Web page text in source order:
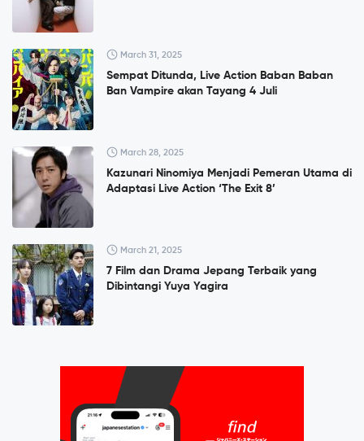
March 31, 2025
Sempat Ditunda, Live Action Baban Baban
Ban Vampire akan Tayang 4 Juli
March 28, 2025
Kazunari Ninomiya Menjadi Pemeran Utama di
Adaptasi Live Action ‘The Exit 8’
March 21, 2025
7 Film dan Drama Jepang Terbaik yang
Dibintangi Yuya Yagira